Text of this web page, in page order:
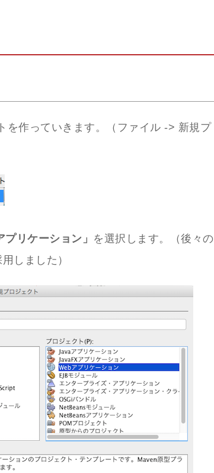
を作っていきます。（ファイル -> 新規プ
プリケーション」 を選択します。（後々の
しました）